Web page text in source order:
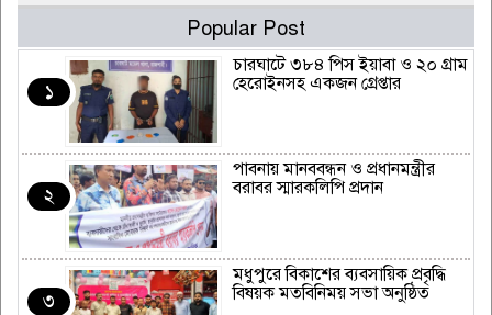
Popular Post
১
চারঘাটে ৩৮৪ পিস ইয়াবা ও ২০ গ্রাম
হেরোইনসহ একজন গ্রেপ্তার
২
পাবনায় মানববন্ধন ও প্রধানমন্ত্রীর
বরাবর স্মারকলিপি প্রদান
৩
মধুপুরে বিকাশের ব্যবসায়িক প্রবৃদ্ধি
বিষয়ক মতবিনিময় সভা অনুষ্ঠিত